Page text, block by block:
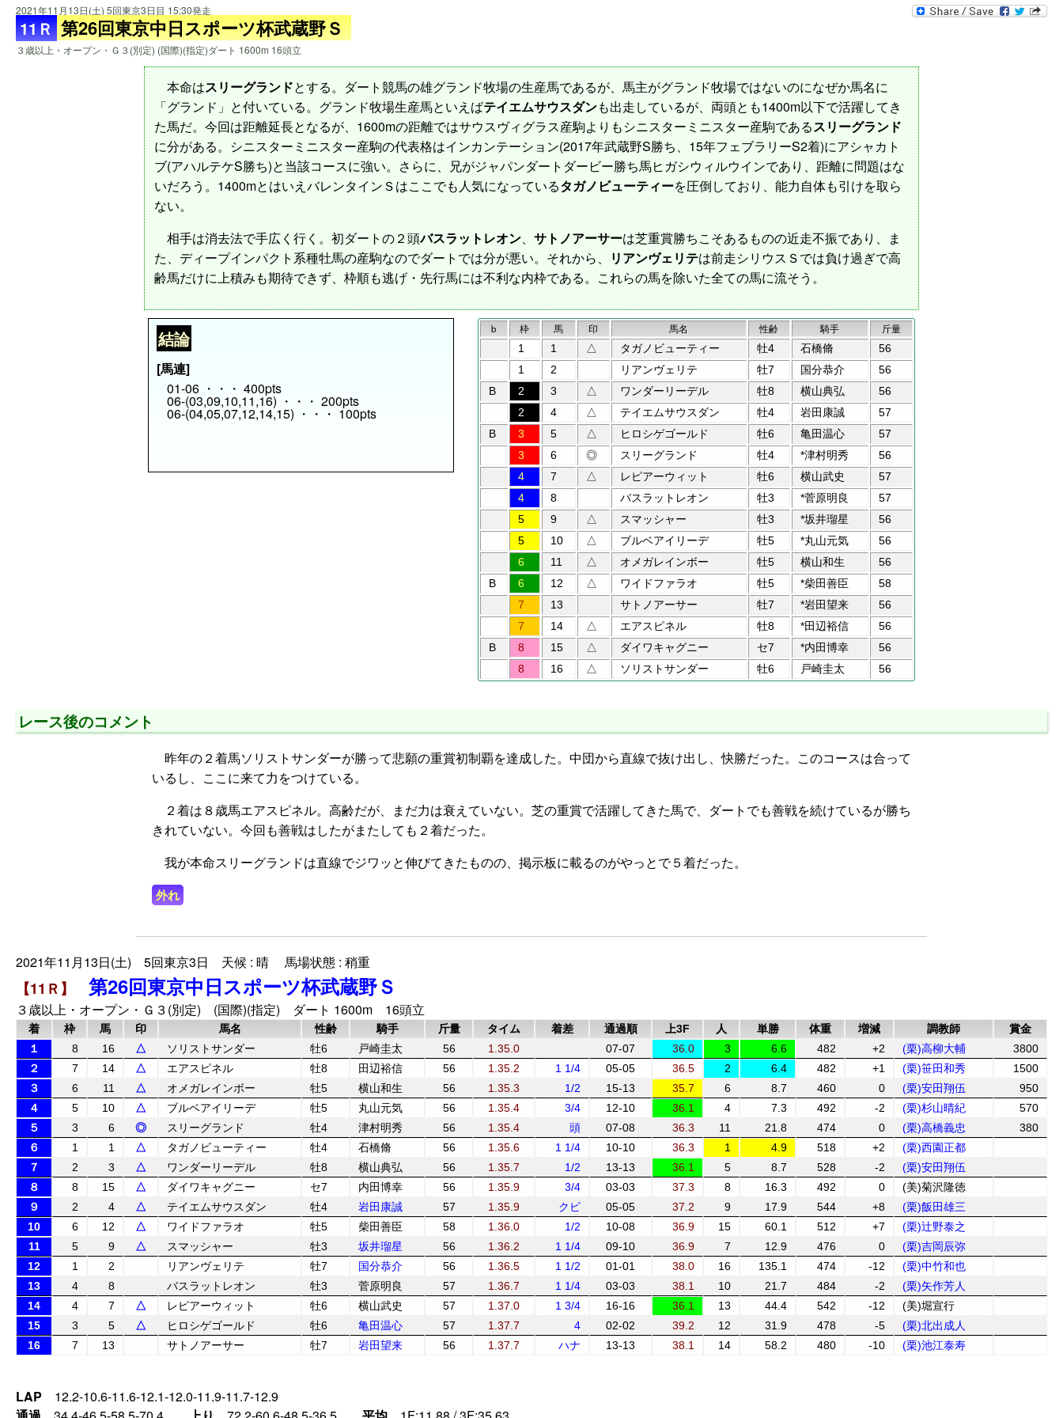
2021年11月13日(土) 5回東京3日目 15:30発走
11Ｒ 第26回東京中日スポーツ杯武蔵野Ｓ
３歳以上・オープン・Ｇ３(別定) (国際)(指定)ダート 1600m 16頭立
本命はスリーグランドとする。ダート競馬の雄グランド牧場の生産馬であるが、馬主がグランド牧場ではないのになぜか馬名に
「グランド」と付いている。グランド牧場生産馬といえばテイエムサウスダンも出走しているが、両頭とも1400m以下で活躍してき
た馬だ。今回は距離延長となるが、1600mの距離ではサウスヴィグラス産駒よりもシニスターミニスター産駒であるスリーグランド
に分がある。シニスターミニスター産駒の代表格はインカンテーション(2017年武蔵野S勝ち、15年フェブラリーS2着)にアシャカト
ブ(アハルテケS勝ち)と当該コースに強い。さらに、兄がジャパンダートダービー勝ち馬ヒガシウィルウインであり、距離に問題はな
いだろう。1400mとはいえバレンタインＳはここでも人気になっているタガノビューティーを圧倒しており、能力自体も引けを取ら
ない。
相手は消去法で手広く行く。初ダートの２頭バスラットレオン、 サトノアーサーは芝重賞勝ちこそあるものの近走不振であり、ま
た、ディープインパクト系種牡馬の産駒なのでダートでは分が悪い。それから、
リアンヴェリテは前走シリウスＳでは負け過ぎで高
齢馬だけに上積みも期待できず、枠順も逃げ・先行馬には不利な内枠である。これらの馬を除いた全ての馬に流そう。
結論
[馬連]
01-06 ・・・ 400pts
06-(03,09,10,11,16) ・・・ 200pts
06-(04,05,07,12,14,15) ・・・ 100pts
b 枠 馬 印 馬名 性齢 騎手
斤量
1
1 △ タガノビューティー 牡4 石橋脩
56
1
2 リアンヴェリテ 牡7 国分恭介
56
B
2 3 △ ワンダーリーデル 牡8 横山典弘
56
2
4 △ テイエムサウスダン 牡4 岩田康誠
57
B
3 5 △ ヒロシゲゴールド 牡6 亀田温心
57
3
6 ◎ スリーグランド 牡4 *津村明秀
56
4
7 △ レピアーウィット 牡6 横山武史
57
4
8 バスラットレオン 牡3 *菅原明良
57
5
9 △ スマッシャー 牡3 *坂井瑠星
56
5
10 △ ブルベアイリーデ 牡5 *丸山元気
56
6
11 △ オメガレインボー 牡5 横山和生
56
B
6 12 △ ワイドファラオ 牡5 *柴田善臣
58
7
13 サトノアーサー 牡7 *岩田望来
56
7
14 △ エアスピネル 牡8 *田辺裕信
56
B
8 15 △ ダイワキャグニー セ7 *内田博幸
56
8
16 △ ソリストサンダー 牡6 戸崎圭太 56
レース後のコメント
昨年の２着馬ソリストサンダーが勝って悲願の重賞初制覇を達成した。中団から直線で抜け出し、快勝だった。このコースは合って
いるし、ここに来て力をつけている。
２着は８歳馬エアスピネル。高齢だが、まだ力は衰えていない。芝の重賞で活躍してきた馬で、ダートでも善戦を続けているが勝ち
きれていない。今回も善戦はしたがまたしても２着だった。
我が本命スリーグランドは直線でジワッと伸びてきたものの、掲示板に載るのがやっとで５着だった。
外れ
2021年11月13日(土) 5回東京3日 天候 : 晴 馬場状態 : 稍重
【11Ｒ】 第26回東京中日スポーツ杯武蔵野Ｓ
３歳以上・オープン・Ｇ３(別定) (国際)(指定) ダート 1600m 16頭立
着 枠 馬 印 馬名 性齢 騎手 斤量 タイム 着差 通過順 上3F 人 単勝 体重 増減 調教師
賞金
１
8 16 △ ソリストサンダー 牡6 戸崎圭太 56 1.35.0 07-07 36.0 3 6.6 482 +2 (栗)高柳大輔
3800
２
7 14 △ エアスピネル 牡8 田辺裕信 56 1.35.2 1 1/4 05-05 36.5 2 6.4 482 +1 (栗)笹田和秀
1500
３
6 11 △ オメガレインボー 牡5 横山和生 56 1.35.3 1/2 15-13 35.7 6 8.7 460 0 (栗)安田翔伍
950
４
5 10 △ ブルベアイリーデ 牡5 丸山元気 56 1.35.4 3/4 12-10 36.1 4 7.3 492 -2 (栗)杉山晴紀
570
５
3 6 ◎ スリーグランド 牡4 津村明秀 56 1.35.4 頭 07-08 36.3 11 21.8 474 0 (栗)高橋義忠
380
６
1 1 △ タガノビューティー 牡4 石橋脩 56 1.35.6 1 1/4 10-10 36.3 1 4.9 518 +2
(栗)西園正都
７
2 3 △ ワンダーリーデル 牡8 横山典弘 56 1.35.7 1/2 13-13 36.1 5 8.7 528 -2
(栗)安田翔伍
８
8 15 △ ダイワキャグニー セ7 内田博幸 56 1.35.9 3/4 03-03 37.3 8 16.3 492 0
(美)菊沢隆徳
９
2 4 △ テイエムサウスダン 牡4 岩田康誠 57 1.35.9 クビ 05-05 37.2 9 17.9 544 +8
(栗)飯田雄三
10
6 12 △ ワイドファラオ 牡5 柴田善臣 58 1.36.0 1/2 10-08 36.9 15 60.1 512 +7
(栗)辻野泰之
11
5 9 △ スマッシャー 牡3 坂井瑠星 56 1.36.2 1 1/4 09-10 36.9 7 12.9 476 0
(栗)吉岡辰弥
12
1 2 リアンヴェリテ 牡7 国分恭介 56 1.36.5 1 1/2 01-01 38.0 16 135.1 474 -12
(栗)中竹和也
13
4 8 バスラットレオン 牡3 菅原明良 57 1.36.7 1 1/4 03-03 38.1 10 21.7 484 -2
(栗)矢作芳人
14
4 7 △ レピアーウィット 牡6 横山武史 57 1.37.0 1 3/4 16-16 36.1 13 44.4 542 -12
(美)堀宣行
15
3 5 △ ヒロシゲゴールド 牡6 亀田温心 57 1.37.7 4 02-02 39.2 12 31.9 478 -5
(栗)北出成人
16
7 13 サトノアーサー 牡7 岩田望来 56 1.37.7 ハナ 13-13 38.1 14 58.2 480 -10 (栗)池江泰寿
LAP 12.2-10.6-11.6-12.1-12.0-11.9-11.7-12.9